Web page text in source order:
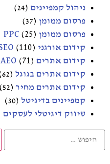
ניהול קמפיינים(24)
פרסום ממומן(37)
פרסום ממומן PPC(25)
קידום אורגני SEO(110)
קידום אתרים SEO & AEO(71)
קידום אתרים בגוגל(62)
קידום אתרים מחיר(52)
קמפיינים בדיגיטל(30)
שיווק דיגיטלי לעסקים B2B